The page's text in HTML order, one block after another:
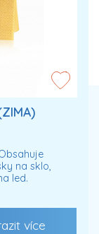
na sklo,
led.
více